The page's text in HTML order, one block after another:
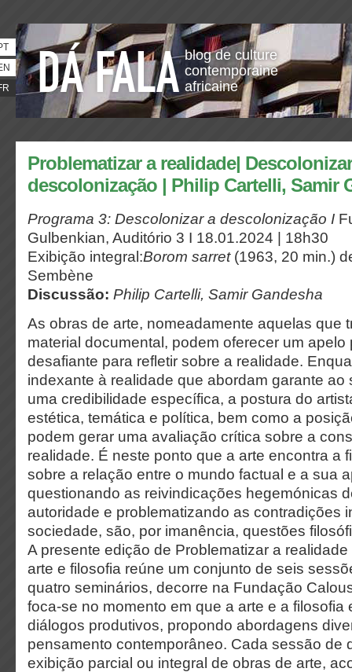
blog de culture
contemporaine
africaine
Problematizar a realidade|
descolonização | Philip Cartelli, Samir
Programa 3: Descolonizar a descolonização I
Gulbenkian, Auditório 3 I 18.01.2024 | 18h30
Exibição integral:Borom sarret(1963, 20 min.)
Sembène
Discussão: Philip Cartelli, Samir Gandesha
As obras de arte, nomeadamente aquelas que
material documental, podem oferecer um apelo
desafiante para refletir sobre a realidade.
indexante à realidade que abordam garante ao
uma credibilidade específica, a postura do
estética, temática e política, bem como a
podem gerar uma avaliação crítica sobre a
realidade. É neste ponto que a arte encontra a
sobre a relação entre o mundo factual e a sua
questionando as reivindicações hegemónicas
autoridade e problematizando as contradições
sociedade, são, por imanência, questões
A presente edição de Problematizar a
arte e filosofia reúne um conjunto de seis
quatro seminários, decorre na Fundação
foca-se no momento em que a arte e a filosofia
diálogos produtivos, propondo abordagens
pensamento contemporâneo. Cada sessão de
exibição parcial ou integral de obras de arte,